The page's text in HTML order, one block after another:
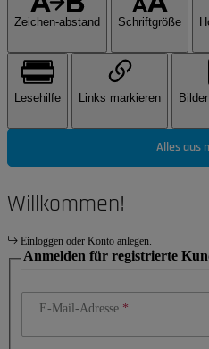
Zeichen-abstand Schriftgröße
Lesehilfe Links markieren
Alles aus
Willkommen!
Einloggen oder Konto anlegen.
Anmelden für registrierte
E-Mail-Adresse